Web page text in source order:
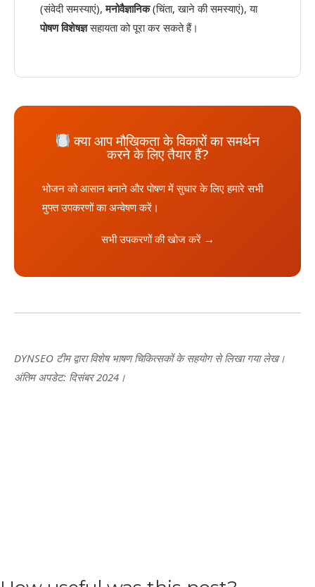
(संवेदी समस्याएं),मनोवैज्ञानिक(चिंता, खाने की समस्याएं), या
पोषण विशेषज्ञसहायता को पूरा कर सकते हैं।
क्या आप मौखिकता के विकारों का समर्थन
करने के लिए तैयार हैं?
भोजन को आसान बनाने और पोषण में सुधार के लिए हमारे सभी
मुफ्त उपकरणों का अन्वेषण करें।
सभी उपकरणों की खोज करें →
DYNSEO टीम द्वारा विशेष भाषण चिकित्सकों के सहयोग से लिखा गया लेख।
अंतिम अपडेट: दिसंबर 2024।